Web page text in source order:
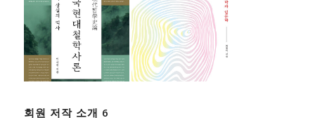
회원 저작 소개 6